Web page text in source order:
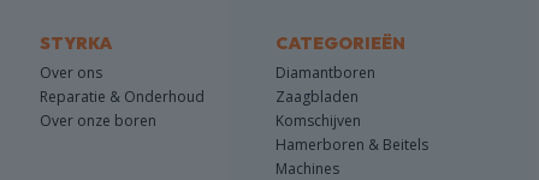
STYRKA
Over ons
Reparatie & Onderhoud
Over onze boren
CATEGORIEËN
Diamantboren
Zaagbladen
Komschijven
Hamerboren & Beitels
Machines